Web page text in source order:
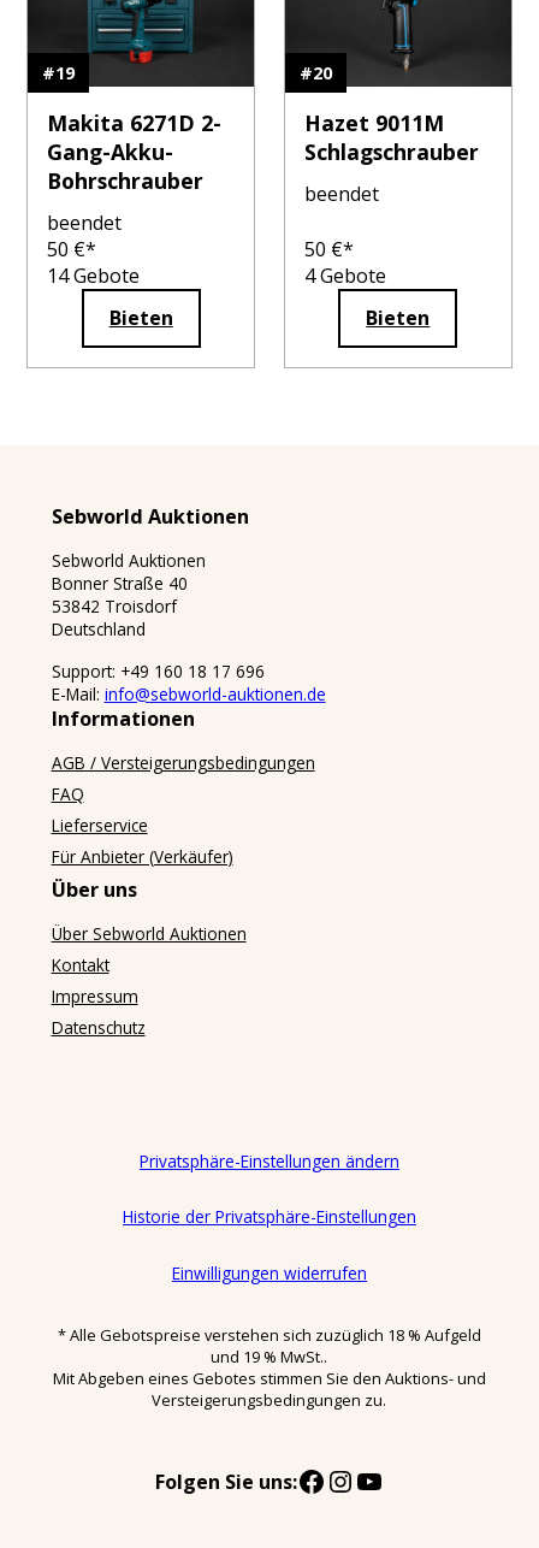
#19
Makita 6271D 2-
Gang-Akku-
Bohrschrauber
beendet
50 €*
14Gebote
Bieten
#20
Hazet 9011M
Schlagschrauber
beendet
50 €*
4Gebote
Bieten
Sebworld Auktionen
Sebworld Auktionen
Bonner Straße 40
53842 Troisdorf
Deutschland
Support: +49 160 18 17 696
E-Mail: info@sebworld-auktionen.de
Informationen
AGB / Versteigerungsbedingungen
FAQ
Lieferservice
Für Anbieter (Verkäufer)
Über uns
Über Sebworld Auktionen
Kontakt
Impressum
Datenschutz
Privatsphäre-Einstellungen ändern
Historie der Privatsphäre-Einstellungen
Einwilligungen widerrufen
* Alle Gebotspreise verstehen sich zuzüglich 18 % Aufgeld
und 19 % MwSt..
Mit Abgeben eines Gebotes stimmen Sie den Auktions- und
Versteigerungsbedingungen zu.
Folgen Sie uns:Facebook
Instagram
YouTube